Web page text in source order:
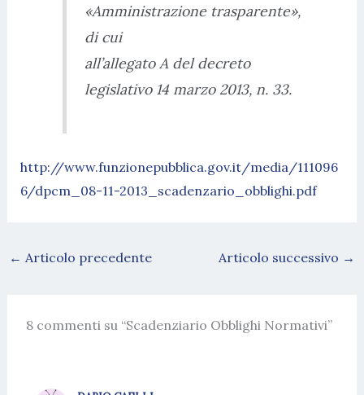
«Amministrazione trasparente»,
di cui
all’allegato A del decreto
legislativo 14 marzo 2013, n. 33.
http://www.funzionepubblica.gov.it/media/111096
6/dpcm_08-11-2013_scadenzario_obblighi.pdf
← Articolo precedente Articolo successivo →
8 commenti su “Scadenziario Obblighi Normativi”